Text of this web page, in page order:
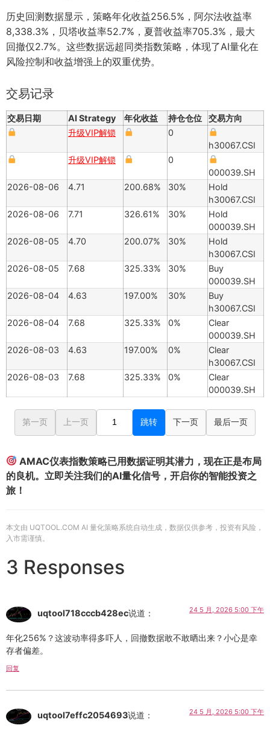
历史回测数据显示，策略年化收益256.5%，阿尔法收益率
8,338.3%，贝塔收益率52.7%，夏普收益率705.3%，最大
回撤仅2.7%。这些数据远超同类指数策略，体现了AI量化在
风险控制和收益增强上的双重优势。
交易记录
交易日期 AI Strategy 年化收益 持仓仓位
交易方向
升级VIP解锁
0
h30067.CSI
升级VIP解锁
0
000039.SH
2026-08-06
4.71 200.68% 30%
Hold
h30067.CSI
2026-08-06
7.71 326.61% 30%
Hold
000039.SH
2026-08-05
4.70 200.07% 30%
Hold
h30067.CSI
2026-08-05
7.68 325.33% 30%
Buy
000039.SH
2026-08-04
4.63 197.00% 30%
Buy
h30067.CSI
2026-08-04
7.68 325.33% 0%
Clear
000039.SH
2026-08-03
4.63 197.00% 0%
Clear
h30067.CSI
2026-08-03
7.68 325.33% 0%
Clear
000039.SH
第一页 上一页 跳转 下一页 最后一页
AMAC仪表指数策略已用数据证明其潜力，现在正是布局
的良机。立即关注我们的AI量化信号，开启你的智能投资之
旅！
本文由 UQTOOL.COM AI 量化策略系统自动生成，数据仅供参考，投资有风险，
入市需谨慎。
3 Responses
uqtool718cccb428ec说道： 24 5 月, 2026 5:00 下午
年化256%？这波动率得多吓人，回撤数据敢不敢晒出来？小心是幸
存者偏差。
回复
uqtool7effc2054693说道： 24 5 月, 2026 5:00 下午